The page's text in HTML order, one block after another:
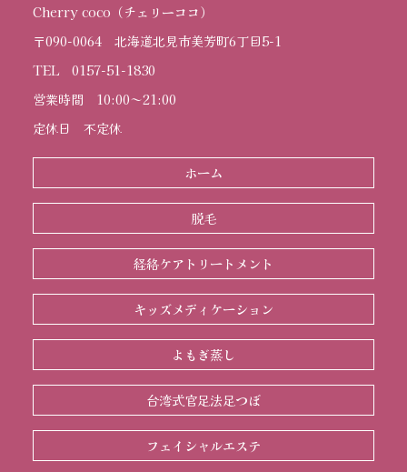
Cherry coco （チェリーココ）
〒090-0064 北海道北見市美芳町6丁目5-1
TEL 0157-51-1830
営業時間 10:00～21:00
定休日 不定休
ホーム
脱毛
経絡ケアトリートメント
キッズメディケーション
よもぎ蒸し
台湾式官足法足つぼ
フェイシャルエステ